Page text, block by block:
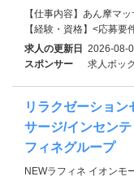
【仕事内容】あん摩マ
【経験・資格】<応募要
求人の更新日 2026-08-
スポンサー
求人ボッ
リラクゼーション
サージ/インセン
フィネグループ
NEWラフィネ イオンモ